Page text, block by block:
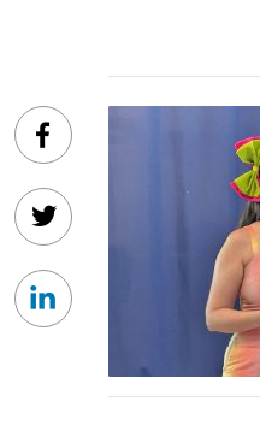
Facebook
Twitter
Linkedin